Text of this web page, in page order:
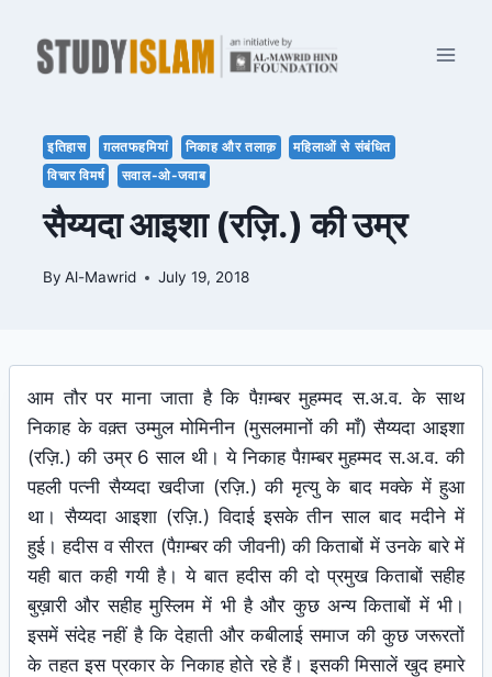
content
इतिहास ग़लतफहमियां निकाह और तलाक़
महिलाओं से संबंधित
विचार विमर्ष
सवाल-ओ-जवाब
सैय्यदा आइशा (रज़ि.) की उम्र
By Al-Mawrid July 19, 2018
आम तौर पर माना जाता है कि पैग़म्बर मुहम्मद स.अ.व. के साथ
निकाह के वक़्त उम्मुल मोमिनीन (मुसलमानों की माँ) सैय्यदा आइशा
(रज़ि.) की उम्र 6 साल थी। ये निकाह पैग़म्बर मुहम्मद स.अ.व. की
पहली पत्नी सैय्यदा खदीजा (रज़ि.) की मृत्यु के बाद मक्के में हुआ
था। सैय्यदा आइशा (रज़ि.) विदाई इसके तीन साल बाद मदीने में
हुई। हदीस व सीरत (पैग़म्बर की जीवनी) की किताबों में उनके बारे में
यही बात कही गयी है। ये बात हदीस की दो प्रमुख किताबों सहीह
बुख़ारी और सहीह मुस्लिम में भी है और कुछ अन्य किताबों में भी।
इसमें संदेह नहीं है कि देहाती और कबीलाई समाज की कुछ जरूरतों
के तहत इस प्रकार के निकाह होते रहे हैं। इसकी मिसालें खुद हमारे